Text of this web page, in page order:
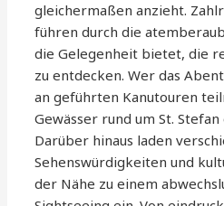
gleichermaßen anzieht.
führen durch die
die Gelegenheit bietet, die
zu entdecken. Wer das
an geführten Kanutouren
Gewässer rund um St.
Darüber hinaus laden
Sehenswürdigkeiten und
der Nähe zu einem